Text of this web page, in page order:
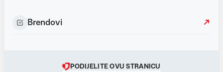
Brendovi
PODIJELITE OVU STRANICU